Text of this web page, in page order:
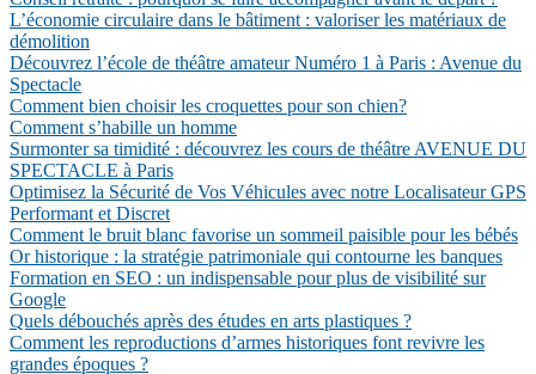
L’économie circulaire dans le bâtiment : valoriser les matériaux de
démolition
Découvrez l’école de théâtre amateur Numéro 1 à Paris : Avenue du
Spectacle
Comment bien choisir les croquettes pour son chien?
Comment s’habille un homme
Surmonter sa timidité : découvrez les cours de théâtre AVENUE DU
SPECTACLE à Paris
Optimisez la Sécurité de Vos Véhicules avec notre Localisateur GPS
Performant et Discret
Comment le bruit blanc favorise un sommeil paisible pour les bébés
Or historique : la stratégie patrimoniale qui contourne les banques
Formation en SEO : un indispensable pour plus de visibilité sur
Google
Quels débouchés après des études en arts plastiques ?
Comment les reproductions d’armes historiques font revivre les
grandes époques ?